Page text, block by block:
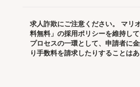
求人詐欺にご注意ください。 マリ
料無料」の採用ポリシーを維持し
プロセスの一環として、申請者に
り手数料を請求したりすることはあ